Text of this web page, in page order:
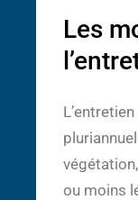
Les
ou moins